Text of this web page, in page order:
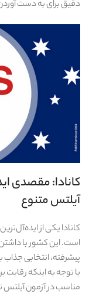
دقیق برای به‌ دست
کانادا: مقصدی
آیلتس متنوع
کانادا یکی از
است. این کشور با
پیشرفته، انتخابی
با توجه به اینکه رقابت
مناسب در آزمون